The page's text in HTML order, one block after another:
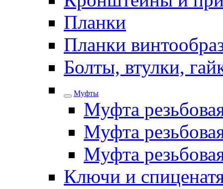
Планки
Планки
Болты, втулки,
Муфты
Муфта
Муфта
Муфта
Ключи и